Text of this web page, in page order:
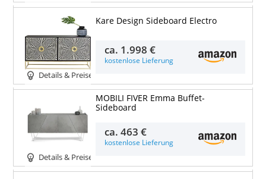
Details & Preise
Kare Design Sideboard Electro
ca. 1.998 €
kostenlose Lieferung
Details & Preise
MOBILI FIVER Emma Buffet-
Sideboard
ca.463 €
kostenlose Lieferung